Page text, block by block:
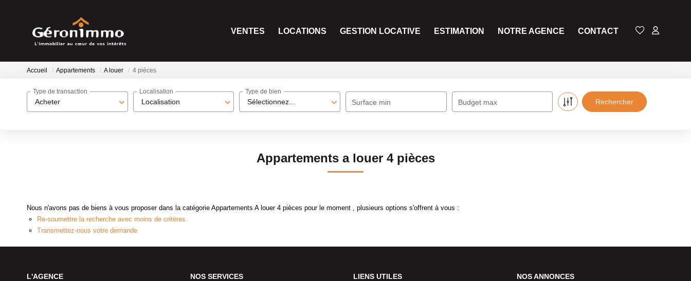
VENTES LOCATIONS GESTION LOCATIVE ESTIMATION NOTRE AGENCE CONTACT
Accueil Appartements A louer 4 pièces
Acheter
Type de transaction
Localisation
Localisation
Sélectionnez...
Type de bien
Surface min Budget max
Appartements a louer 4 pièces
Nous n'avons pas de biens à vous proposer dans la catégorie Appartements A louer 4 pièces pour le moment , plusieurs options s'offrent à vous :
Re-soumettre la recherche avec moins de critères.
Transmettez-nous votre demande
L'AGENCE
NOS SERVICES
LIENS UTILES
NOS ANNONCES